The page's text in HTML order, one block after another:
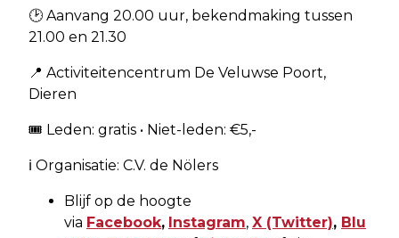
🕑 Aanvang 20.00 uur, bekendmaking tussen
21.00 en 21.30
📍 Activiteitencentrum De Veluwse Poort,
Dieren
🎟️ Leden: gratis • Niet-leden: €5,-
ℹ️ Organisatie: C.V. de Nölers
Blijf op de hoogte
via Facebook, Instagram, X (Twitter), Blu